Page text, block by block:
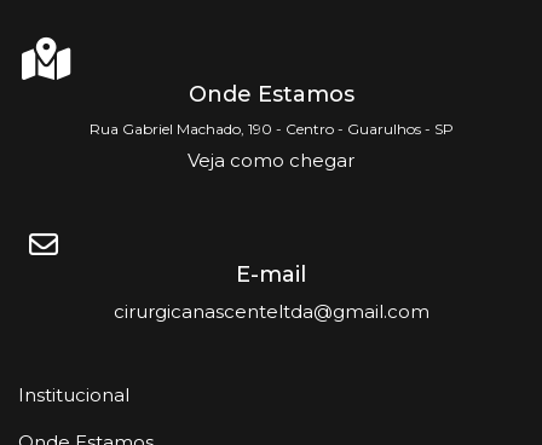
Onde Estamos
Rua Gabriel Machado, 190 - Centro - Guarulhos - SP
Veja como chegar
E-mail
cirurgicanascenteltda@gmail.com
Institucional